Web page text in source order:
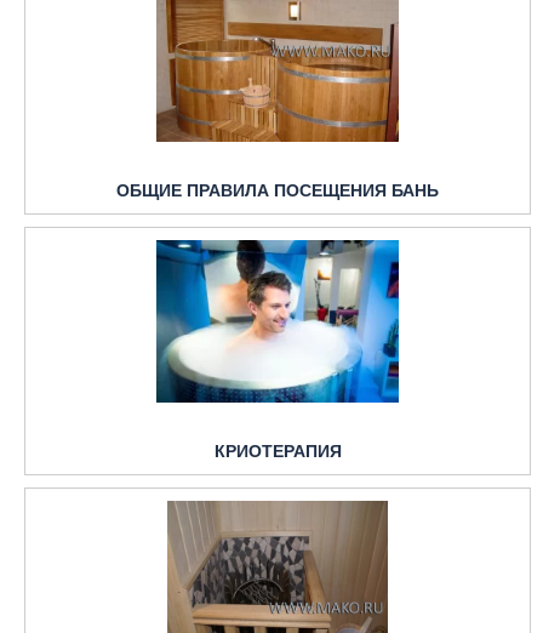
ОБЩИЕ ПРАВИЛА ПОСЕЩЕНИЯ БАНЬ
КРИОТЕРАПИЯ